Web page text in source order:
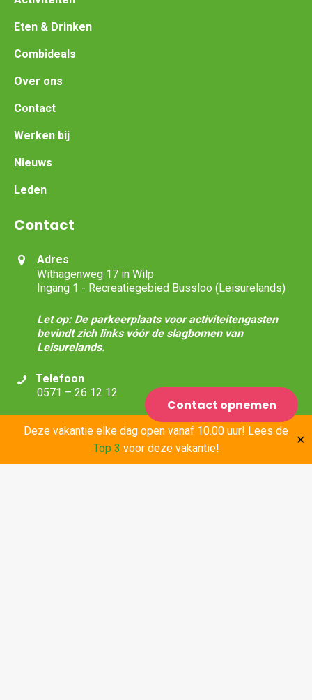
Deze vakantie elke dag open vanaf 10.00 uur! Lees de
Top 3 voor deze vakantie!
✕
Contact opnemen
Eten & Drinken
Combideals
Over ons
Contact
Werken bij
Nieuws
Leden
Contact
Adres
Withagenweg 17 in Wilp
Ingang 1 - Recreatiegebied Bussloo (Leisurelands)
Let op: De parkeerplaats voor activiteitengasten
bevindt zich links vóór de slagbomen van
Leisurelands.
Telefoon
0571 – 26 12 12
E-mail
info@multifunbussloo.nl